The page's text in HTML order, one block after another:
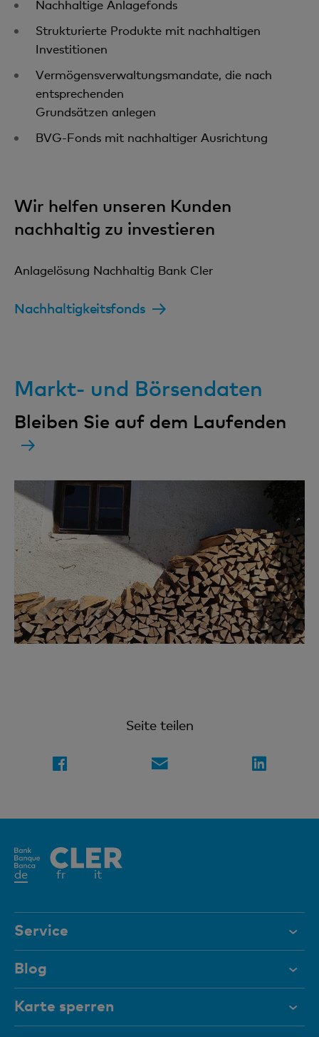
Nachhaltige Anlagefonds
Strukturierte Produkte mit nachhaltigen
Investitionen
Vermögensverwaltungsmandate, die nach
entsprechenden
Grundsätzen anlegen
BVG-Fonds mit nachhaltiger Ausrichtung
Wir helfen unseren Kunden
nachhaltig zu investieren
Anlagelösung Nachhaltig Bank Cler
Nachhaltigkeitsfonds
Markt- und Börsendaten
Bleiben Sie auf dem Laufenden
Seite teilen
deAktives
fr it
Service
Hilfe & Kontakt
Dokumente
Magazin
Blog
Karte sperren